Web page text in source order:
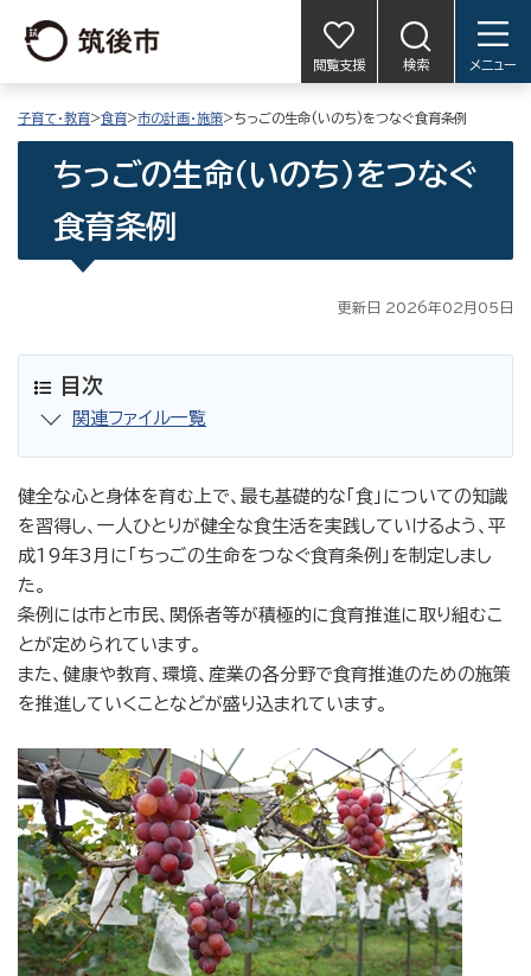
閲覧支援 検索 メニュー
子育て・教育>食育>市の計画・施策>ちっごの生命(いのち)をつなぐ食育条例
ちっごの生命(いのち)をつなぐ
食育条例
更新日 2026年02月05日
目次
関連ファイル一覧
健全な心と身体を育む上で、最も基礎的な「食」についての知識
を習得し、一人ひとりが健全な食生活を実践していけるよう、平
成19年3月に「ちっごの生命をつなぐ食育条例」を制定しまし
た。
条例には市と市民、関係者等が積極的に食育推進に取り組むこ
とが定められています。
また、健康や教育、環境、産業の各分野で食育推進のための施策
を推進していくことなどが盛り込まれています。